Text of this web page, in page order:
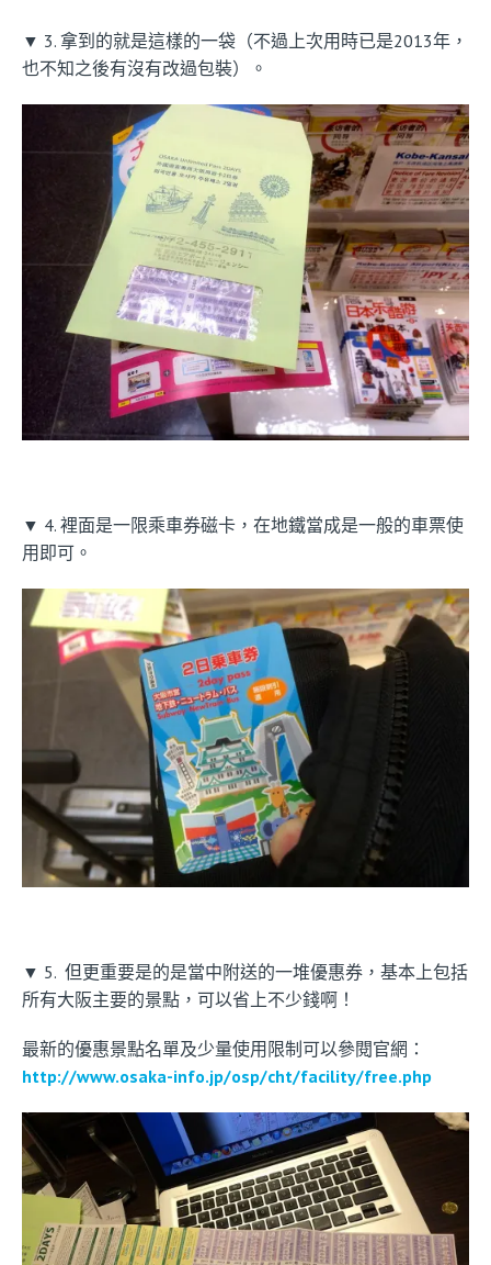
▼ 3. 拿到的就是這樣的一袋（不過上次用時已是2013年，
也不知之後有沒有改過包裝）。
▼ 4. 裡面是一限乘車券磁卡，在地鐵當成是一般的車票使
用即可。
▼ 5. 但更重要是的是當中附送的一堆優惠券，基本上包括
所有大阪主要的景點，可以省上不少錢啊！
最新的優惠景點名單及少量使用限制可以參閱官網：
http://www.osaka-info.jp/osp/cht/facility/free.php